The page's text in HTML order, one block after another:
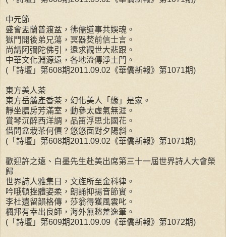
中元節
盛會盂蘭普渡盆，彿儒道事共娛魂。
獄門開後弟兄蕩，冥器焚前信士言。
尚請阿彌陀佛引，還求觀世大悲跟。
中華文化淵源遠，各地流傳淨土門。
(「詩壇」第608期2011.09.02《華僑新報》第1071期)
東方美人茶
東方岳麓產香茶，幻化美人「緣」是家。
靜坐膳房芳滿室，動參太虛氣無涯。
賞琴沉醉西洋調，品笛浮思北國花。
借問盆栽茶何價？悠悠面對夕陽斜。
(「詩壇」第608期2011.09.02《華僑新報》第1071期)
歡迎許之遠、白墨先生赴美出席第三十一屆世界詩人大會榮
歸
世界詩人雅集日，文旌所至金科律。
吟哦頓挫體姿柔，朗誦抑揚音節實。
李杜遺留韻格傳，莎翁得獲風雲叱。
楓邦有幸出良師，海外無愁差逸筆。
(「詩壇」第609期2011.09.09《華僑新報》第1072期)